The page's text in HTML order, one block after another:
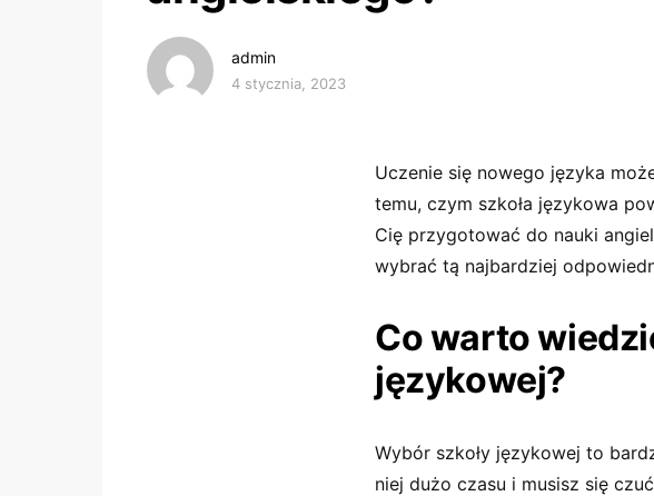
admin
4 stycznia, 2023
Uczenie się nowego języka
temu, czym szkoła językowa
Cię przygotować do nauki
wybrać tą najbardziej
Co warto
językowej?
Wybór szkoły językowej to
niej dużo czasu i musisz się